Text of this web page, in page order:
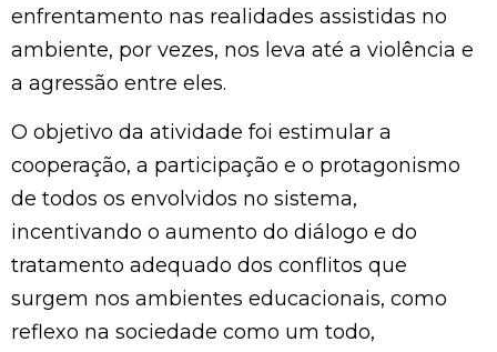
enfrentamento nas realidades assistidas no
ambiente, por vezes, nos leva até a violência e
a agressão entre eles.
O objetivo da atividade foi estimular a
cooperação, a participação e o protagonismo
de todos os envolvidos no sistema,
incentivando o aumento do diálogo e do
tratamento adequado dos conflitos que
surgem nos ambientes educacionais, como
reflexo na sociedade como um todo,